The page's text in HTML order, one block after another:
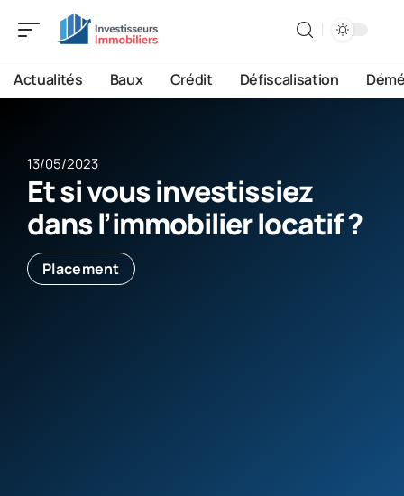
Actualités Baux Crédit Défiscalisation
13/05/2023
Et si vous investissiez
dans l’immobilier locatif ?
Placement